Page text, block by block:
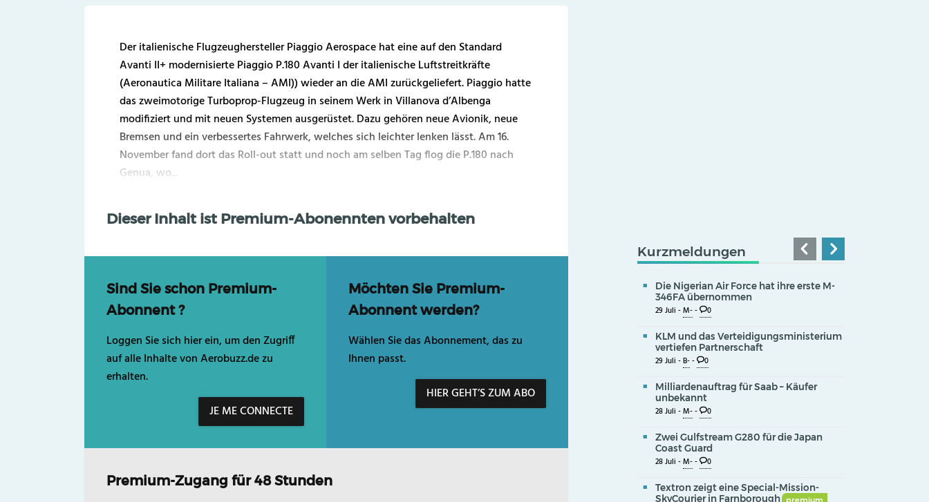
Der italienische Flugzeughersteller Piaggio Aerospace hat eine auf den Standard
Avanti II+ modernisierte Piaggio P.180 Avanti I der italienische Luftstreitkräfte
(Aeronautica Militare Italiana – AMI)) wieder an die AMI zurückgeliefert. Piaggio hatte
das zweimotorige Turboprop-Flugzeug in seinem Werk in Villanova d’Albenga
modifiziert und mit neuen Systemen ausgerüstet. Dazu gehören neue Avionik, neue
Bremsen und ein verbessertes Fahrwerk, welches sich leichter lenken lässt. Am 16.
November fand dort das Roll-out statt und noch am selben Tag flog die P.180 nach
Genua, wo...
Dieser Inhalt ist Premium-Abonennten vorbehalten
Sind Sie schon Premium-
Abonnent ?
Loggen Sie sich hier ein, um den Zugriff
auf alle Inhalte von Aerobuzz.de zu
erhalten.
JE ME CONNECTE
Möchten Sie Premium-
Abonnent werden?
Wählen Sie das Abonnement, das zu
Ihnen passt.
HIER GEHT’S ZUM ABO
Premium-Zugang für 48 Stunden
Kurzmeldungen
Die Nigerian Air Force hat ihre erste M-
346FA übernommen
29 Juli -M-- 0
KLM und das Verteidigungsministerium
vertiefen Partnerschaft
29 Juli -B-- 0
Milliardenauftrag für Saab – Käufer
unbekannt
28 Juli -M-- 0
Zwei Gulfstream G280 für die Japan
Coast Guard
28 Juli -M-- 0
Textron zeigt eine Special-Mission-
SkyCourier in Farnborough
premium